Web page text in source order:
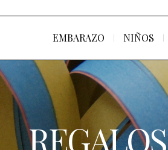
EMBARAZO NIÑOS